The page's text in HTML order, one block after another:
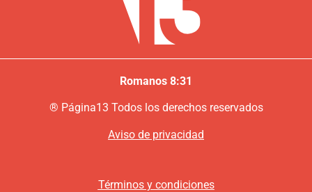
Romanos 8:31
® Página13 Todos los derechos reservados
Aviso de privacidad
Términos y condiciones